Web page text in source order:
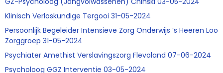
Klinisch Verloskundige Tergooi 31-05-2024
Persoonlijk Begeleider Intensieve Zorg Onderwijs ’s Heeren Loo
Zorggroep 31-05-2024
Psychiater Amethist Verslavingszorg Flevoland 07-06-2024
Psycholoog GGZ Interventie 03-05-2024